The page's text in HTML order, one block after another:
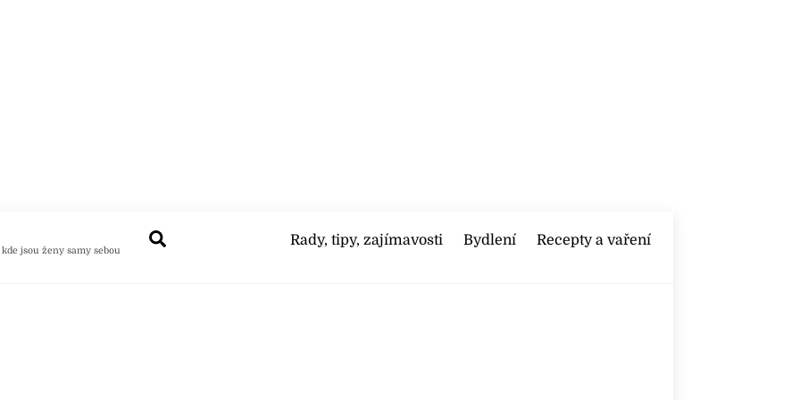
kde jsou ženy samy sebou
Rady, tipy, zajímavosti Bydlení Recepty a vaření